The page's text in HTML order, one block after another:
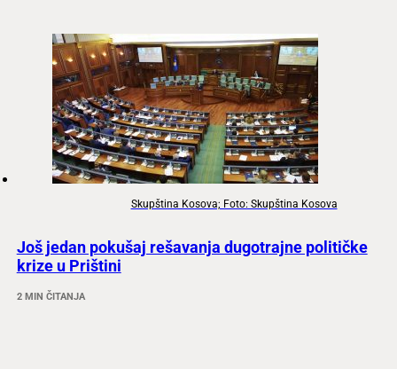
Skupština Kosova; Foto: Skupština Kosova
Još jedan pokušaj rešavanja dugotrajne političke
krize u Prištini
2 MIN ČITANJA